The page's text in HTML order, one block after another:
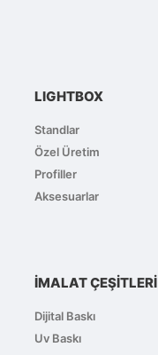
pahalı.
olmalı.
LIGHTBOX
Standlar
Özel Üretim
Profiller
Aksesuarlar
İMALAT ÇEŞİTLERİ
Dijital Baskı
Uv Baskı